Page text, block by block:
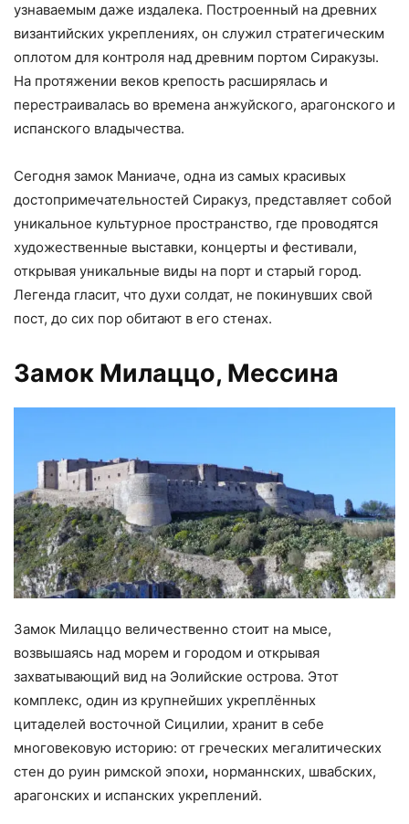
узнаваемым даже издалека. Построенный на древних
византийских укреплениях, он служил стратегическим
оплотом для контроля над древним портом Сиракузы.
На протяжении веков крепость расширялась и
перестраивалась во времена анжуйского, арагонского и
испанского владычества.
Сегодня замок Маниаче, одна из самых красивых
достопримечательностей Сиракуз, представляет собой
уникальное культурное пространство, где проводятся
художественные выставки, концерты и фестивали,
открывая уникальные виды на порт и старый город.
Легенда гласит, что духи солдат, не покинувших свой
пост, до сих пор обитают в его стенах.
Замок Милаццо, Мессина
Замок Милаццо величественно стоит на мысе,
возвышаясь над морем и городом и открывая
захватывающий вид на Эолийские острова. Этот
комплекс, один из крупнейших укреплённых
цитаделей восточной Сицилии, хранит в себе
многовековую историю: от греческих мегалитических
стен до руин римской эпохи, норманнских, швабских,
арагонских и испанских укреплений.